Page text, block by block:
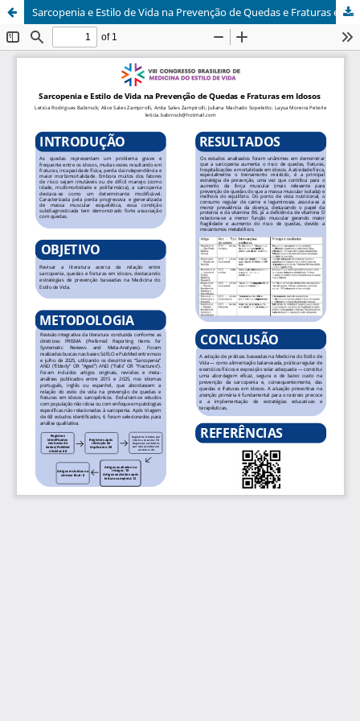
Sarcopenia e Estilo de Vida na Prevenção de Quedas e Fraturas em Idosos